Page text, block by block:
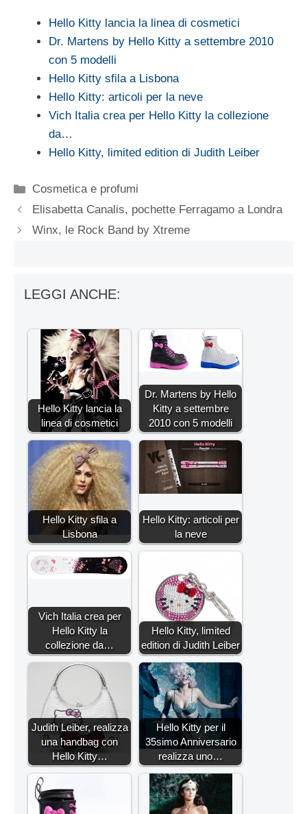
Hello Kitty lancia la linea di cosmetici
Dr. Martens by Hello Kitty a settembre 2010
con 5 modelli
Hello Kitty sfila a Lisbona
Hello Kitty: articoli per la neve
Vich Italia crea per Hello Kitty la collezione
da…
Hello Kitty, limited edition di Judith Leiber
Categorie
Cosmetica e profumi
Elisabetta Canalis, pochette Ferragamo a Londra
Winx, le Rock Band by Xtreme
LEGGI ANCHE:
Hello Kitty lancia la
linea di cosmetici
Dr. Martens by Hello
Kitty a settembre
2010 con 5 modelli
Hello Kitty sfila a
Lisbona
Hello Kitty: articoli per
la neve
Vich Italia crea per
Hello Kitty la
collezione da…
Hello Kitty, limited
edition di Judith Leiber
Judith Leiber, realizza
una handbag con
Hello Kitty…
Hello Kitty per il
35simo Anniversario
realizza uno…